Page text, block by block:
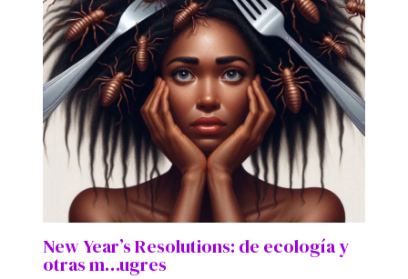
New Year’s Resolutions: de ecología y
otras m…ugres